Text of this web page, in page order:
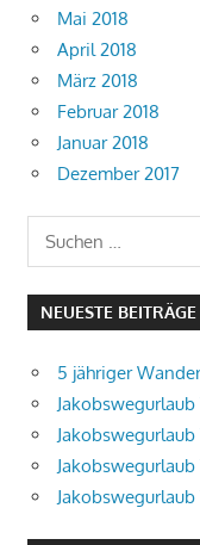
Mai 2018
April 2018
März 2018
Februar 2018
Januar 2018
Dezember 2017
Suchen
nach:
NEUESTE BEITRÄGE
5 jähriger